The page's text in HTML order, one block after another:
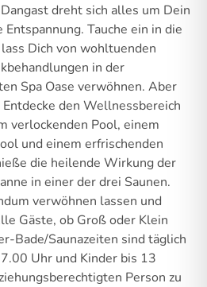
dreht sich alles um Dein
Tauche ein in die
Dich von wohltuenden
in der
Spa Oase verwöhnen. Aber
den Wellnessbereich
verlockenden Pool, einem
und einem erfrischenden
die heilende Wirkung der
in einer der drei Saunen.
verwöhnen lassen und
Gäste, ob Groß oder Klein
Bade/Saunazeiten sind täglich
Uhr und Kinder bis 13
Person zu